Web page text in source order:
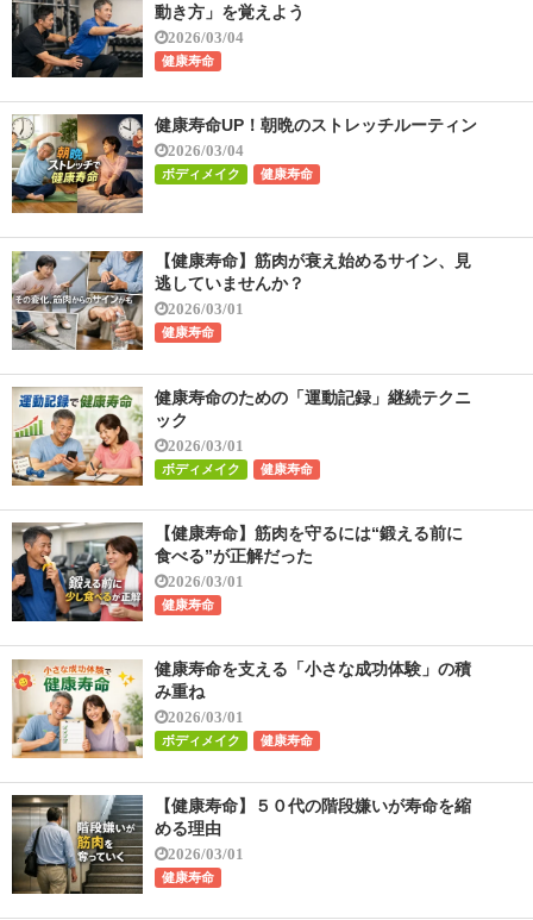
動き方」を覚えよう
2026/03/04
健康寿命
健康寿命UP！朝晩のストレッチルーティン
2026/03/04
ボディメイク 健康寿命
【健康寿命】筋肉が衰え始めるサイン、見
逃していませんか？
2026/03/01
健康寿命
健康寿命のための「運動記録」継続テクニ
ック
2026/03/01
ボディメイク 健康寿命
【健康寿命】筋肉を守るには“鍛える前に
食べる”が正解だった
2026/03/01
健康寿命
健康寿命を支える「小さな成功体験」の積
み重ね
2026/03/01
ボディメイク 健康寿命
【健康寿命】５０代の階段嫌いが寿命を縮
める理由
2026/03/01
健康寿命